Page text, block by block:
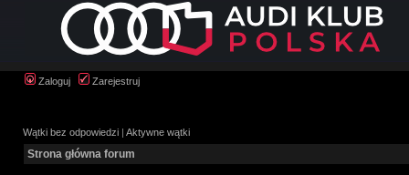
Zaloguj Zarejestruj
Wątki bez odpowiedzi | Aktywne wątki
Strona główna forum